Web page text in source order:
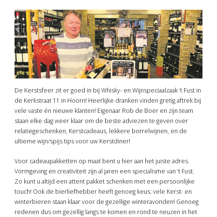
De Kerstsfeer zit er goed in bij Whisky- en Wijnspeciaalzaak ‘t Fust in
de Kerkstraat 11 in Hoorn! Heerlijke dranken vinden gretig aftrek bij
vele vaste én nieuwe klanten! Eigenaar Rob de Boer en zijn team
staan elke dag weer klaar om de beste adviezen te geven over
relatiegeschenken, Kerstcadeaus, lekkere borrelwijnen, en de
ultieme wijn/spijs tips voor uw Kerstdiner!
Voor cadeaupakketten op maat bent u hier aan het juiste adres.
Vormgeving en creativiteit zijn al jaren een specialisme van ‘t Fust.
Zo kunt u altijd een attent pakket schenken met een persoonlijke
touch! Ook de bierliefhebber heeft genoeg keus: vele Kerst- en
winterbieren staan klaar voor de gezellige winteravonden! Genoeg
redenen dus om gezellig langs te komen en rond te neuzen in het